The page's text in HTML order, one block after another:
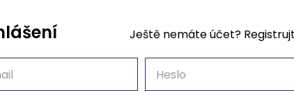
Ještě nemáte účet?